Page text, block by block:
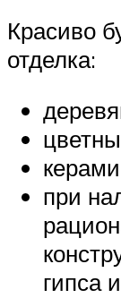
Красиво
отделка:
при
гипса